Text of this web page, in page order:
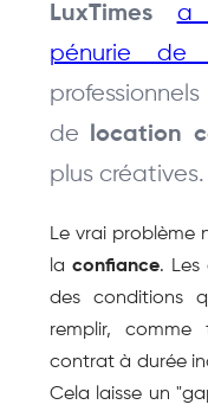
LuxTimes
a
pénurie de
de location
plus créatives.
Le vrai problème
la confiance. Les
des conditions
remplir,
contrat à durée
Cela laisse un